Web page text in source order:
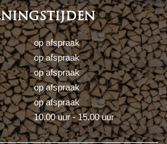
op afspraak
op afspraak
op afspraak
op afspraak
op afspraak
10.00 uur - 15.00 uur